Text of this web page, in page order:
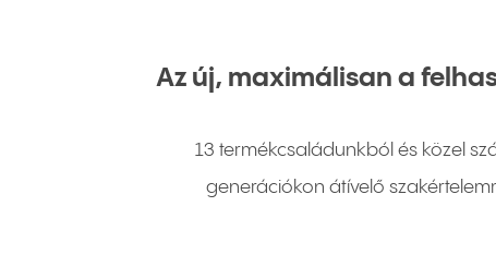
Az új, maximálisan a
13 termékcsaládunkból és közel
generációkon átívelő